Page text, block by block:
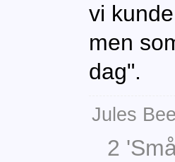
vi
men
dag".
Jules
2